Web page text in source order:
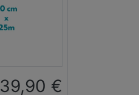
39,90 €